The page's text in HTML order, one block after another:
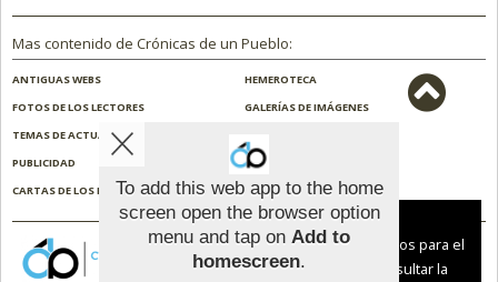
Mas contenido de Crónicas de un Pueblo:
ANTIGUAS WEBS
HEMEROTECA
FOTOS DE LOS LECTORES
GALERÍAS DE IMÁGENES
TEMAS DE ACTUALIDAD
PUBLICIDAD
CONTACTO
CARTAS DE LOS LECTORES
ENCUESTAS
To add this web app to the home
screen open the browser option
menu and tap on Add to
homescreen.
Aviso sobre el Uso de cookies:
Utilizamos cookies nuestras y de terceros para el
funcionamiento del digital. Puedes consultar la